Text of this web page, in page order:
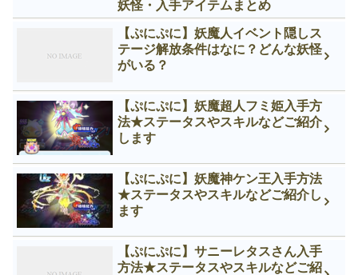
妖怪・入手アイテムまとめ
【ぷにぷに】妖魔人イベント隠しス
テージ解放条件はなに？どんな妖怪
がいる？
【ぷにぷに】妖魔超人フミ姫入手方
法★ステータスやスキルなどご紹介
します
【ぷにぷに】妖魔神ケン王入手方法
★ステータスやスキルなどご紹介し
ます
【ぷにぷに】サニーレタスさん入手
方法★ステータスやスキルなどご紹